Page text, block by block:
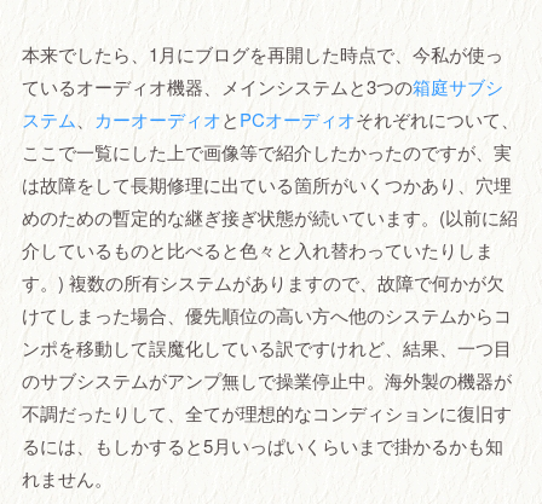
本来でしたら、1月にブログを再開した時点で、今私が使っ
ているオーディオ機器、メインシステムと3つの箱庭サブシ
ステム、 カーオーディオとPCオーディオそれぞれについて、
ここで一覧にした上で画像等で紹介したかったのですが、実
は故障をして長期修理に出ている箇所がいくつかあり、穴埋
めのための暫定的な継ぎ接ぎ状態が続いています。(以前に紹
介しているものと比べると色々と入れ替わっていたりしま
す。) 複数の所有システムがありますので、故障で何かが欠
けてしまった場合、優先順位の高い方へ他のシステムからコ
ンポを移動して誤魔化している訳ですけれど、結果、一つ目
のサブシステムがアンプ無しで操業停止中。海外製の機器が
不調だったりして、全てが理想的なコンディションに復旧す
るには、もしかすると5月いっぱいくらいまで掛かるかも知
れません。